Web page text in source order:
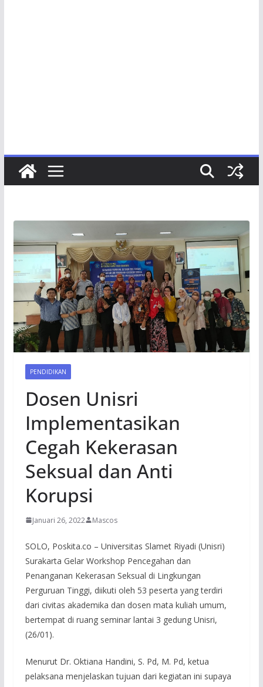
PENDIDIKAN
Dosen Unisri
Implementasikan
Cegah Kekerasan
Seksual dan Anti
Korupsi
Januari 26, 2022 Mascos
SOLO, Poskita.co – Universitas Slamet Riyadi (Unisri)
Surakarta Gelar Workshop Pencegahan dan
Penanganan Kekerasan Seksual di Lingkungan
Perguruan Tinggi, diikuti oleh 53 peserta yang terdiri
dari civitas akademika dan dosen mata kuliah umum,
bertempat di ruang seminar lantai 3 gedung Unisri,
(26/01).
Menurut Dr. Oktiana Handini, S. Pd, M. Pd, ketua
pelaksana menjelaskan tujuan dari kegiatan ini supaya